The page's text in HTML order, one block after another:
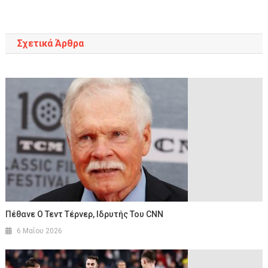
Σχετικά Άρθρα
Πέθανε Ο Τεντ Τέρνερ, Ιδρυτής Του CNN
6 Μαΐου 2026